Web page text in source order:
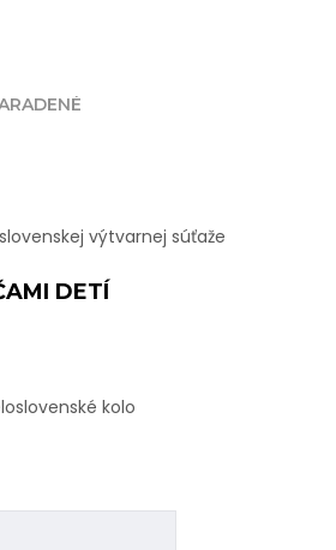
výtvarnej súťaže
DETÍ
kolo